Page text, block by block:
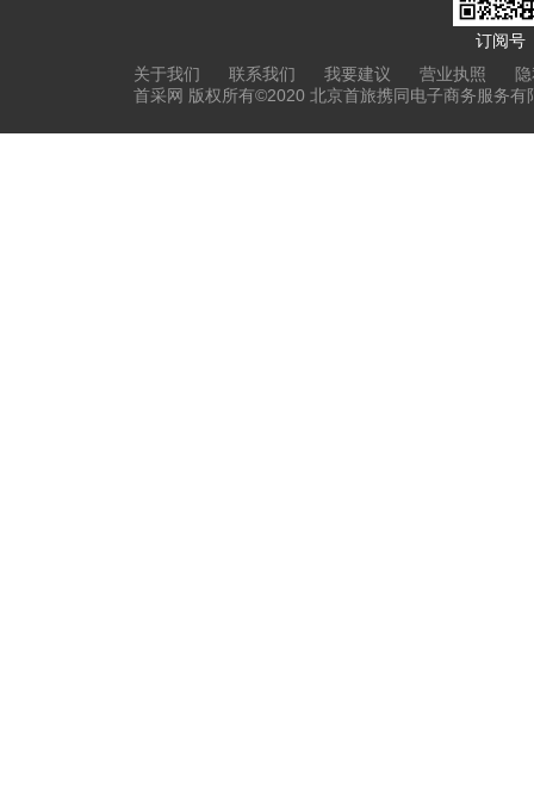
订阅号
关于我们
联系我们 我要建议 营业执照
首采网 版权所有©2020 北京首旅携同电子商务服务有